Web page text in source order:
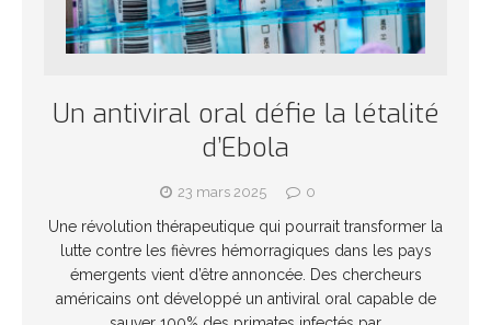
Un antiviral oral défie la létalité
d’Ebola
23 mars 2025 0
Une révolution thérapeutique qui pourrait transformer la
lutte contre les fièvres hémorragiques dans les pays
émergents vient d’être annoncée. Des chercheurs
américains ont développé un antiviral oral capable de